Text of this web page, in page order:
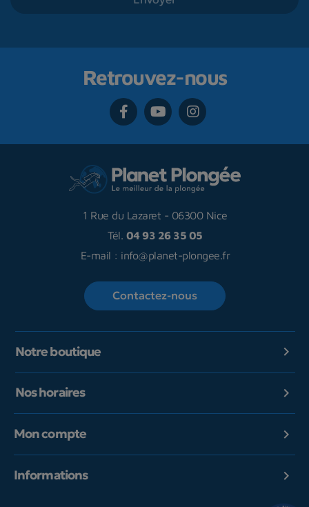
Retrouvez-nous
1 Rue du Lazaret - 06300 Nice
Tél. 04 93 26 35 05
E-mail : info@planet-plongee.fr
Contactez-nous
Notre boutique 
Nos horaires 
Mon compte 
Informations 